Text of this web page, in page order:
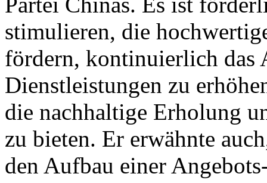
stimulieren, die
fördern, kontinuierlich das
Dienstleistungen zu
die nachhaltige Erholung
zu bieten. Er erwähnte
den Aufbau einer